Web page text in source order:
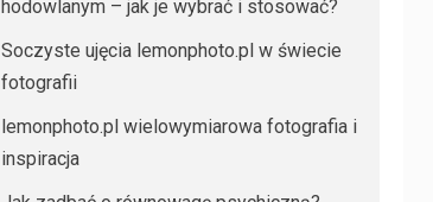
hodowlanym – jak je wybrać i stosować?
Soczyste ujęcia lemonphoto.pl w świecie
fotografii
lemonphoto.pl wielowymiarowa fotografia i
inspiracja